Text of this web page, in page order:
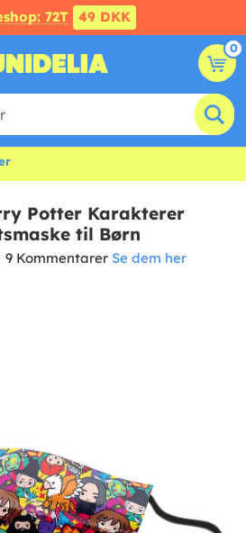
72T 49 DKK
0
Potter Karakterer
til Børn
9 Kommentarer Se dem her